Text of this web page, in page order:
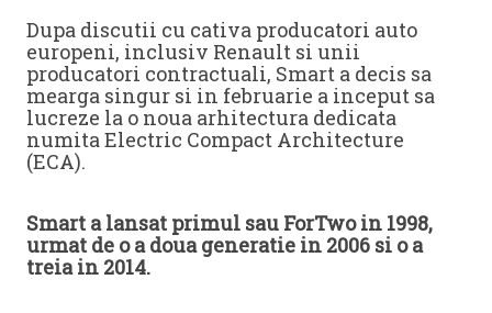
Dupa discutii cu cativa producatori auto
europeni, inclusiv Renault si unii
producatori contractuali, Smart a decis sa
mearga singur si in februarie a inceput sa
lucreze la o noua arhitectura dedicata
numita Electric Compact Architecture
(ECA).
Smart a lansat primul sau ForTwo in 1998,
urmat de o a doua generatie in 2006 si o a
treia in 2014.